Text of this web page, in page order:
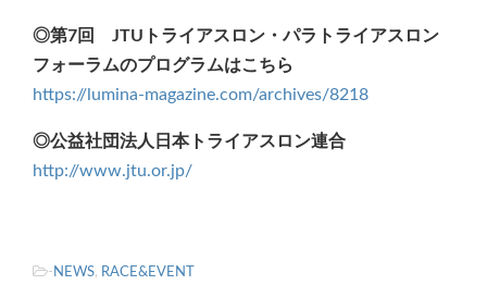
◎第7回 JTUトライアスロン・パラトライアスロン
フォーラムのプログラムはこちら
https://lumina-magazine.com/archives/8218
◎公益社団法人日本トライアスロン連合
http://www.jtu.or.jp/
- NEWS, RACE&EVENT